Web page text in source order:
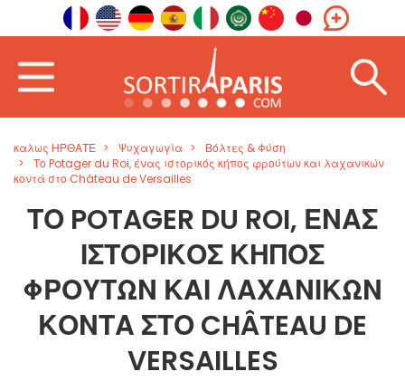
καλως ΗΡΘΑΤΕ Ψυχαγωγία
Βόλτες & Φύση
Το Potager du Roi, ένας ιστορικός κήπος φρούτων και λαχανικών
κοντά στο Château de Versailles
ΤΟ POTAGER DU ROI, ΈΝΑΣ
ΙΣΤΟΡΙΚΌΣ ΚΉΠΟΣ
ΦΡΟΎΤΩΝ ΚΑΙ ΛΑΧΑΝΙΚΏΝ
ΚΟΝΤΆ ΣΤΟ CHÂTEAU DE
VERSAILLES